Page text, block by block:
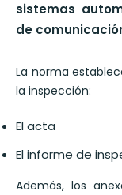
sistemas
de
La norma
la inspección:
El acta
El informe de
Además, los